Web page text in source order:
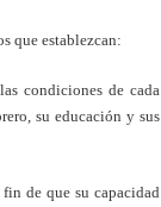
que establezcan:
condiciones de cada
su educación y sus
de que su capacidad